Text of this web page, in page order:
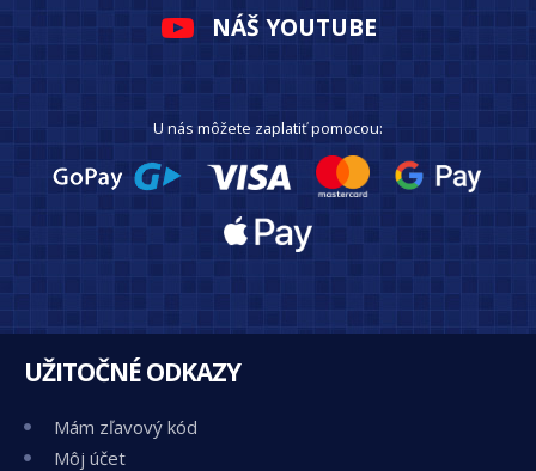
NÁŠ YOUTUBE
U nás môžete zaplatiť pomocou:
UŽITOČNÉ ODKAZY
Mám zľavový kód
Môj účet